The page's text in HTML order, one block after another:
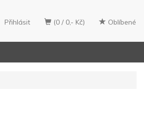
(0 / 0,- Kč) Oblíbené
Přihlásit